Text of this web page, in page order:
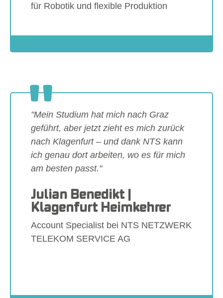
für Robotik und flexible Produktion
"Mein Studium hat mich nach Graz
geführt, aber jetzt zieht es mich zurück
nach Klagenfurt – und dank NTS kann
ich genau dort arbeiten, wo es für mich
am besten passt."
Julian Benedikt |
Klagenfurt Heimkehrer
Account Specialist bei NTS NETZWERK
TELEKOM SERVICE AG